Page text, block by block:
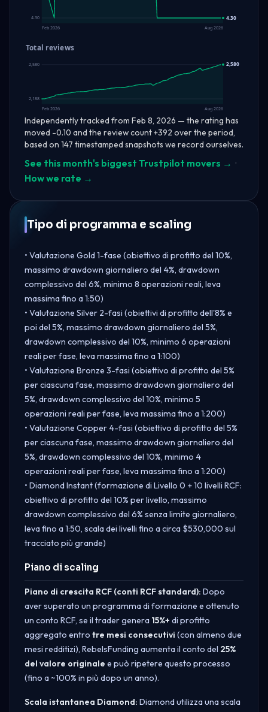
4.30 4.30
Feb 2026 Aug 2026
Total reviews
2,580
2,188
2,580
Feb 2026 Aug 2026
Independently tracked from Feb 8, 2026 — the rating has
moved -0.10 and the review count +392 over the period,
based on 147 timestamped snapshots we record ourselves.
See this month's biggest Trustpilot movers → ·
How we rate →
Tipo di programma e scaling
• Valutazione Gold 1-fase (obiettivo di profitto del 10%,
massimo drawdown giornaliero del 4%, drawdown
complessivo del 6%, minimo 8 operazioni reali, leva
massima fino a 1:50)
• Valutazione Silver 2-fasi (obiettivi di profitto dell'8% e
poi del 5%, massimo drawdown giornaliero del 5%,
drawdown complessivo del 10%, minimo 6 operazioni
reali per fase, leva massima fino a 1:100)
• Valutazione Bronze 3-fasi (obiettivo di profitto del 5%
per ciascuna fase, massimo drawdown giornaliero del
5%, drawdown complessivo del 10%, minimo 5
operazioni reali per fase, leva massima fino a 1:200)
• Valutazione Copper 4-fasi (obiettivo di profitto del 5%
per ciascuna fase, massimo drawdown giornaliero del
5%, drawdown complessivo del 10%, minimo 4
operazioni reali per fase, leva massima fino a 1:200)
• Diamond Instant (formazione di Livello 0 + 10 livelli RCF:
obiettivo di profitto del 10% per livello, massimo
drawdown complessivo del 6% senza limite giornaliero,
leva fino a 1:50, scala dei livelli fino a circa $530,000 sul
tracciato più grande)
Piano di scaling
Piano di crescita RCF (conti RCF standard): Dopo
aver superato un programma di formazione e ottenuto
un conto RCF, se il trader genera 15%+ di profitto
aggregato entro tre mesi consecutivi (con almeno due
mesi redditizi), RebelsFunding aumenta il conto del 25%
del valore originale e può ripetere questo processo
(fino a ~100% in più dopo un anno).
Scala istantanea Diamond: Diamond utilizza una scala